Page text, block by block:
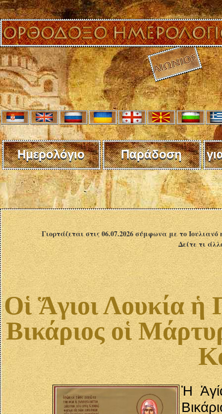
Ημερολόγιο Παράδοση
Γιορτάζεται στις 06.07.2026 σύμφωνα με το
Δείτε τι
Οἱ Ἅγιοι Λουκία ἡ
Βικάριος οἱ
Ἡ